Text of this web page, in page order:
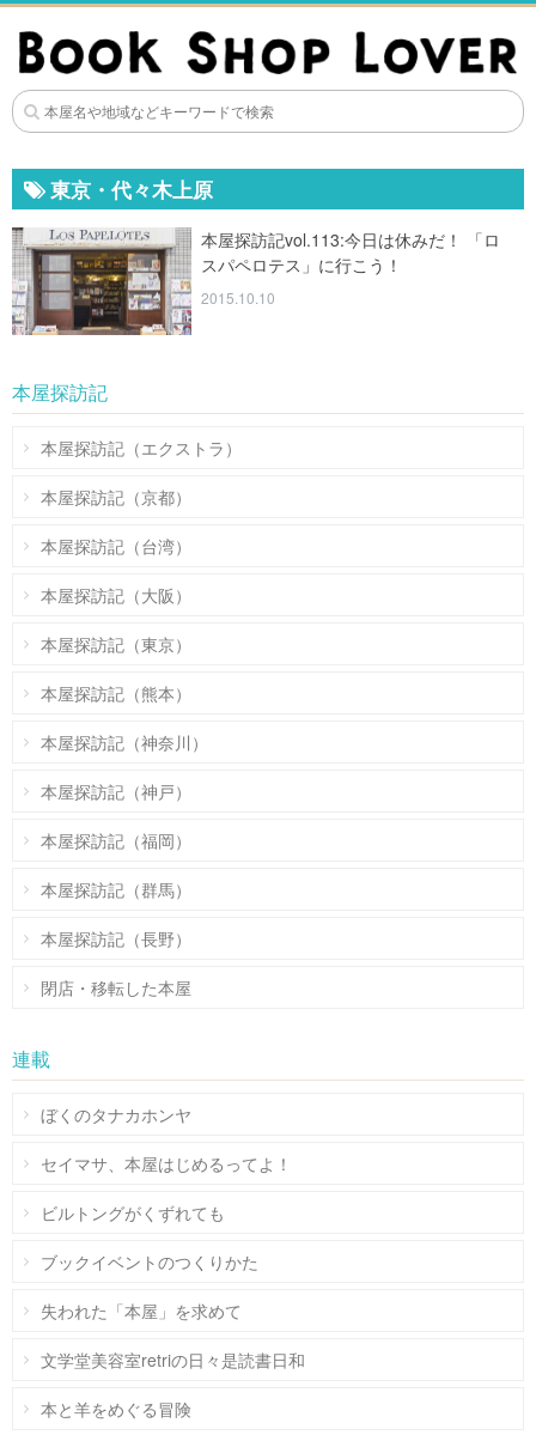
東京・代々木上原
本屋探訪記vol.113:今日は休みだ！ 「ロ
スパペロテス」に行こう！
2015.10.10
本屋探訪記
本屋探訪記（エクストラ）
本屋探訪記（京都）
本屋探訪記（台湾）
本屋探訪記（大阪）
本屋探訪記（東京）
本屋探訪記（熊本）
本屋探訪記（神奈川）
本屋探訪記（神戸）
本屋探訪記（福岡）
本屋探訪記（群馬）
本屋探訪記（長野）
閉店・移転した本屋
連載
ぼくのタナカホンヤ
セイマサ、本屋はじめるってよ！
ビルトングがくずれても
ブックイベントのつくりかた
失われた「本屋」を求めて
文学堂美容室retriの日々是読書日和
本と羊をめぐる冒険